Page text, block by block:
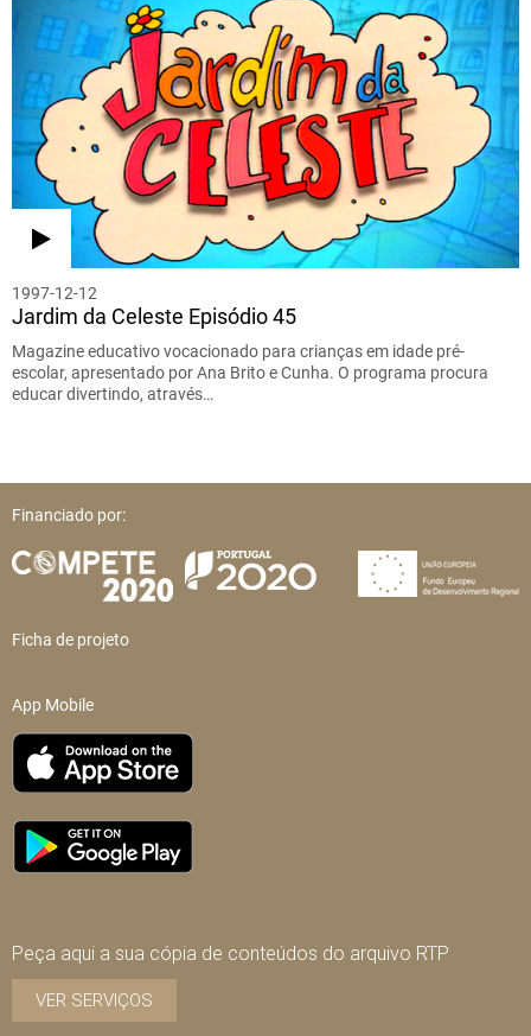
1997-12-12
Jardim da Celeste Episódio 45
Magazine educativo vocacionado para crianças em idade pré-
escolar, apresentado por Ana Brito e Cunha. O programa procura
educar divertindo, através…
Financiado por:
Ficha de projeto
App Mobile
Peça aqui a sua cópia de conteúdos do arquivo RTP
VER SERVIÇOS